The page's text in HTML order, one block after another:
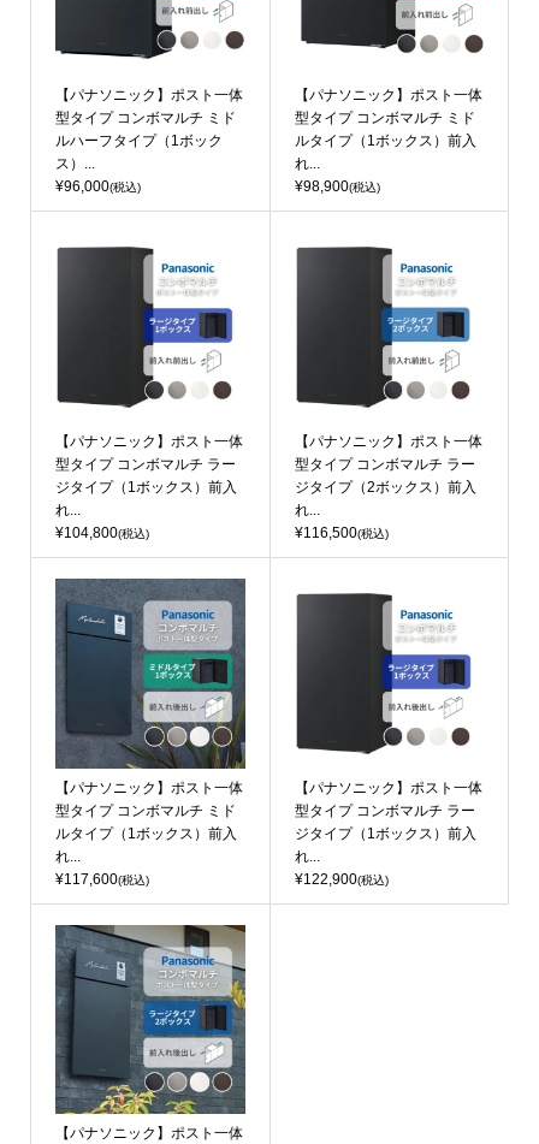
【パナソニック】ポスト一体
型タイプ コンボマルチ ミド
ルハーフタイプ（1ボック
ス）...
¥96,000(税込)
【パナソニック】ポスト一体
型タイプ コンボマルチ ミド
ルタイプ（1ボックス）前入
れ...
¥98,900(税込)
【パナソニック】ポスト一体
型タイプ コンボマルチ ラー
ジタイプ（1ボックス）前入
れ...
¥104,800(税込)
【パナソニック】ポスト一体
型タイプ コンボマルチ ラー
ジタイプ（2ボックス）前入
れ...
¥116,500(税込)
【パナソニック】ポスト一体
型タイプ コンボマルチ ミド
ルタイプ（1ボックス）前入
れ...
¥117,600(税込)
【パナソニック】ポスト一体
型タイプ コンボマルチ ラー
ジタイプ（1ボックス）前入
れ...
¥122,900(税込)
【パナソニック】ポスト一体